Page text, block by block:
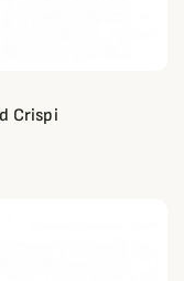
Crispi